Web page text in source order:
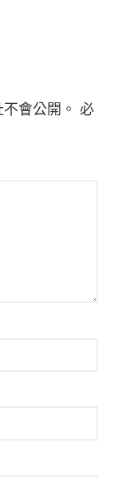
會公開。 必